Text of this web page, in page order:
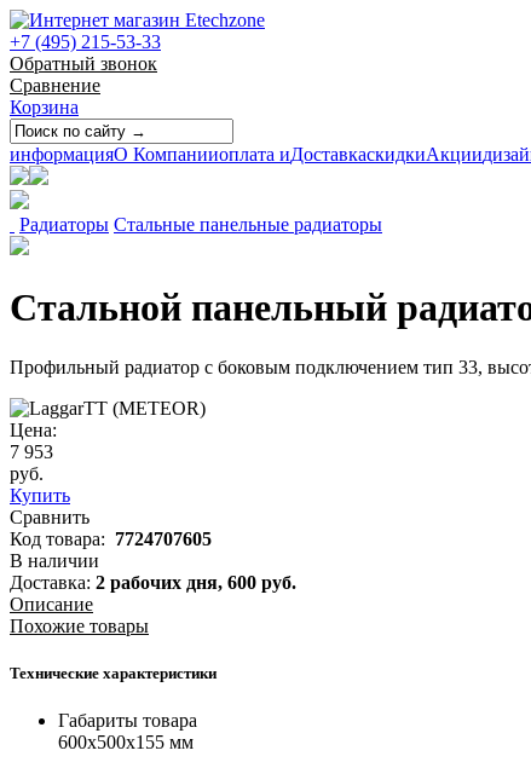
+7 (495) 215-53-33
Обратный звонок
Сравнение
Корзина
информацияО Компанииоплата иДоставкаскидкиАкции
Радиаторы Стальные панельные радиаторы
Стальной панельный
Профильный радиатор с боковым подключением тип 33,
Цена:
7 953
руб.
Купить
Сравнить
Код товара: 7724707605
В наличии
Доставка: 2 рабочих дня, 600 руб.
Описание
Похожие товары
Технические характеристики
Габариты товара
600x500x155 мм